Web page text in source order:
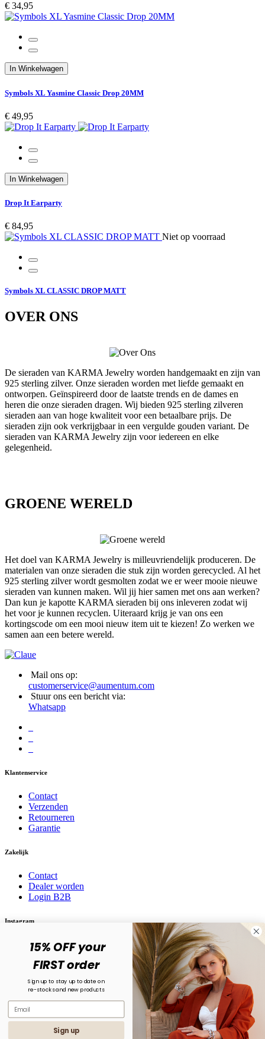
€ 34,95
In Winkelwagen
Symbols XL Yasmine Classic Drop 20MM
€ 49,95
In Winkelwagen
Drop It Earparty
€ 84,95
Niet op voorraad
Symbols XL CLASSIC DROP MATT
OVER ONS
De sieraden van KARMA Jewelry worden handgemaakt en zijn van
925 sterling zilver. Onze sieraden worden met liefde gemaakt en
ontworpen. Geïnspireerd door de laatste trends en de dames en
heren die onze sieraden dragen. Wij bieden 925 sterling zilveren
sieraden aan van hoge kwaliteit voor een betaalbare prijs. De
sieraden zijn ook verkrijgbaar in een vergulde gouden variant. De
sieraden van KARMA Jewelry zijn voor iedereen en elke
gelegenheid.
GROENE WERELD
Het doel van KARMA Jewelry is milleuvriendelijk produceren. De
materialen van onze sieraden die stuk zijn worden gerecycled. Al het
925 sterling zilver wordt gesmolten zodat we er weer mooie nieuwe
sieraden van kunnen maken. Wil jij hier samen met ons aan werken?
Dan kun je kapotte KARMA sieraden bij ons inleveren zodat wij
het voor je kunnen recyclen. Uiteraard krijg je van ons een
kortingscode om een mooi nieuw item uit te kiezen! Zo werken we
samen aan een betere wereld.
Mail ons op:
customerservice@aumentum.com
Stuur ons een bericht via:
Whatsapp
Klantenservice
Contact
Verzenden
Retourneren
Garantie
Zakelijk
Contact
Dealer worden
Login B2B
Instagram
Volg ons op social media! @karma.jewelry
15% OFF your
FIRST order
Sign up to stay up to date on
re-stocks and new products
Sign up